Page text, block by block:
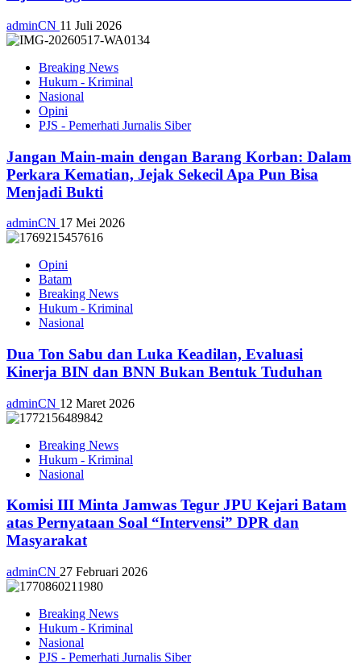
adminCN 11 Juli 2026
Breaking News
Hukum - Kriminal
Nasional
Opini
PJS - Pemerhati Jurnalis Siber
Jangan Main-main dengan Barang Korban: Dalam
Perkara Kematian, Jejak Sekecil Apa Pun Bisa
Menjadi Bukti
adminCN 17 Mei 2026
Opini
Batam
Breaking News
Hukum - Kriminal
Nasional
Dua Ton Sabu dan Luka Keadilan, Evaluasi
Kinerja BIN dan BNN Bukan Bentuk Tuduhan
adminCN 12 Maret 2026
Breaking News
Hukum - Kriminal
Nasional
Komisi III Minta Jamwas Tegur JPU Kejari Batam
atas Pernyataan Soal “Intervensi” DPR dan
Masyarakat
adminCN 27 Februari 2026
Breaking News
Hukum - Kriminal
Nasional
PJS - Pemerhati Jurnalis Siber